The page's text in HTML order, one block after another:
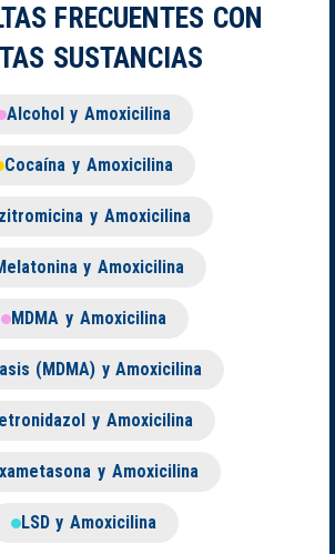
FRECUENTES CON
SUSTANCIAS
Alcohol y Amoxicilina
Cocaína y Amoxicilina
y Amoxicilina
y Amoxicilina
MDMA y Amoxicilina
(MDMA) y Amoxicilina
y Amoxicilina
y Amoxicilina
LSD y Amoxicilina